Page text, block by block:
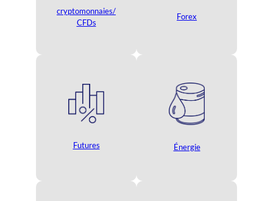
cryptomonnaies/
CFDs
Forex
Futures Énergie